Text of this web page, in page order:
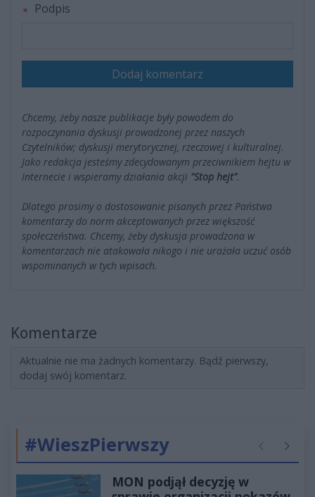
Podpis
Dodaj komentarz
Chcemy, żeby nasze publikacje były powodem do
rozpoczynania dyskusji prowadzonej przez naszych
Czytelników; dyskusji merytorycznej, rzeczowej i kulturalnej.
Jako redakcja jesteśmy zdecydowanym przeciwnikiem hejtu w
Internecie i wspieramy działania akcji "Stop hejt".
Dlatego prosimy o dostosowanie pisanych przez Państwa
komentarzy do norm akceptowanych przez większość
społeczeństwa. Chcemy, żeby dyskusja prowadzona w
komentarzach nie atakowała nikogo i nie urażała uczuć osób
wspominanych w tych wpisach.
Komentarze
Aktualnie nie ma żadnych komentarzy. Bądź pierwszy,
dodaj swój komentarz.
#WieszPierwszy Poprzednie
MON podjął decyzję w